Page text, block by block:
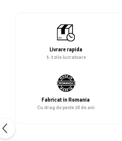
Livrare rapida
1-3 zile lucratoare
Fabricat in Romania
Cu drag de peste 20 de ani